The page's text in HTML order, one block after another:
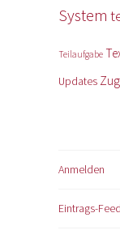
System
Teilaufgabe
Updates
Anmelden
Eintrags-Feed